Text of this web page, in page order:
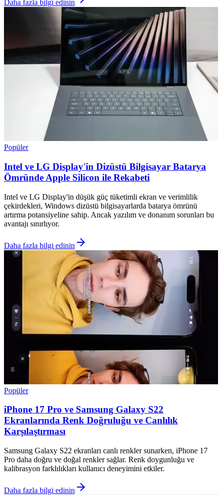
Daha fazla bilgi edinin
Popüler
Intel ve LG Display'in Dizüstü Bilgisayar Batarya
Ömründe Apple Silicon ile Rekabeti
Intel ve LG Display'in düşük güç tüketimli ekran ve verimlilik
çekirdekleri, Windows dizüstü bilgisayarlarda batarya ömrünü
artırma potansiyeline sahip. Ancak yazılım ve donanım sorunları bu
avantajı sınırlıyor.
Daha fazla bilgi edinin
Popüler
iPhone 17 Pro ve Samsung Galaxy S22
Ekranlarında Renk Doğruluğu ve Canlılık
Karşılaştırması
Samsung Galaxy S22 ekranları canlı renkler sunarken, iPhone 17
Pro daha doğru ve doğal renkler sağlar. Renk doygunluğu ve
kalibrasyon farklılıkları kullanıcı deneyimini etkiler.
Daha fazla bilgi edinin